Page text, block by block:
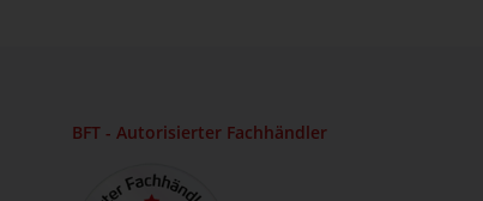
BFT - Autorisierter Fachhändler